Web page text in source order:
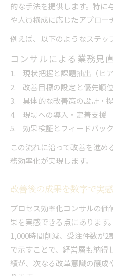
的な手法を提供します。特に
や人員構成に応じたアプロー
例えば、以下のようなステッ
コンサルによる業務見
現状把握と課題抽出（ヒ
改善目標の設定と優先順
具体的な改善策の設計・
現場への導入・定着支援
効果検証とフィードバック
この流れに沿って改善を進
務効率化が実現します。
改善後の成果を数字で実
プロセス効率化コンサルの価
果を実感できる点にあります
1,000時間削減、受注件数が
で示すことで、経営層も納得
績が、次なる改革意識の醸